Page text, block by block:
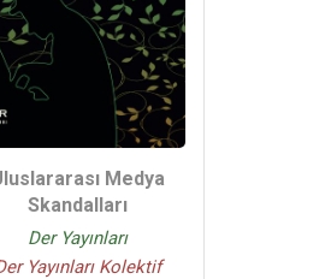
Medya
Skandalları
Der Yayınları
Yayınları Kolektif